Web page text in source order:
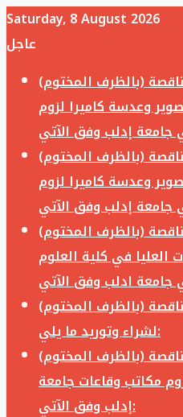
Saturday, 8 August 2026
عاجل
(بالظرف المختوم)
وعدسة كاميرا لزوم
(بالظرف المختوم)
وعدسة كاميرا لزوم
(بالظرف المختوم)
العليا في كلية العلوم
(بالظرف المختوم)
لشراء وتوريد ما يلي:
(بالظرف المختوم)
مكاتب وقاعات جامعة
إدلب وفق الآتي: